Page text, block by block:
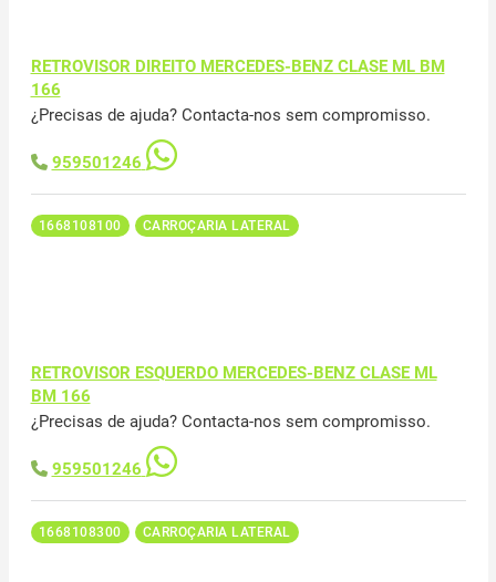
RETROVISOR DIREITO MERCEDES-BENZ CLASE ML BM
166
¿Precisas de ajuda? Contacta-nos sem compromisso.
959501246
1668108100 CARROÇARIA LATERAL
RETROVISOR ESQUERDO MERCEDES-BENZ CLASE ML
BM 166
¿Precisas de ajuda? Contacta-nos sem compromisso.
959501246
1668108300 CARROÇARIA LATERAL